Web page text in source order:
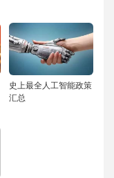
史上最全人工智能政策
汇总